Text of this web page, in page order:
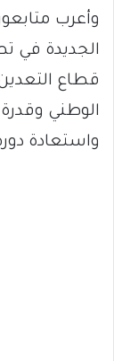
وأعرب
الجديدة في
قطاع
الوطني
واستعادة